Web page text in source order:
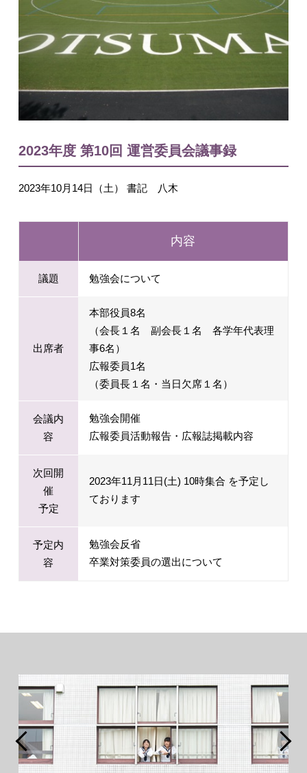
2023年度 第10回 運営委員会議事録
2023年10月14日（土） 書記 八木
内容
議題 勉強会について
出席者
本部役員8名
（会長１名 副会長１名 各学年代表理
事6名）
広報委員1名
（委員長１名・当日欠席１名）
会議内
容
勉強会開催
広報委員活動報告・広報誌掲載内容
次回開
催
予定
2023年11月11日(土) 10時集合 を予定し
ております
予定内
容
勉強会反省
卒業対策委員の選出について